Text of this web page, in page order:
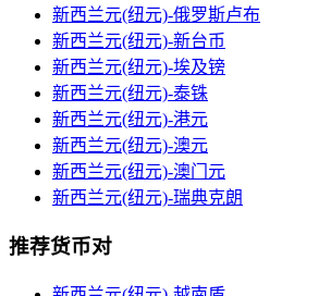
新西兰元(纽元)-俄罗斯卢布
新西兰元(纽元)-新台币
新西兰元(纽元)-埃及镑
新西兰元(纽元)-泰铢
新西兰元(纽元)-港元
新西兰元(纽元)-澳元
新西兰元(纽元)-澳门元
新西兰元(纽元)-瑞典克朗
推荐货币对